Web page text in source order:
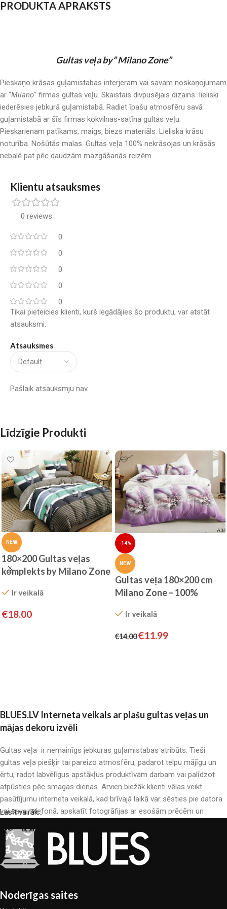
PRODUKTA APRAKSTS
Gultas veļa by” Milano Zone”
Pieskaņo krāsas guļamistabas interjeram vai savam noskaņojumam
ar “Milano“ firmas gultas veļu. Skaistais divpusējais dizains lieliski
iederēsies jebkurā guļamistabā. Radiet īpašu atmosfēru savā
guļamistabā ar šīs firmas kokvilnas-satīna gultas veļu.
Pieskarienam patīkams, maigs, biezs materiāls. Lieliska krāsu
noturība. Nošūtās malas. Gultas veļa 100% nekrāsojas un krāsās
nebalē pat pēc daudzām mazgāšanās reizēm.
Klientu atsauksmes
0 reviews
0
0
0
0
0
Atsauksmes
Pašlaik atsauksmju nav.
Tikai pieteicies klienti, kurš iegādājies šo produktu, var atstāt
atsauksmi.
Līdzīgie Produkti
NEW
180×200 Gultas veļas
komplekts by Milano Zone
satīns
Ir veikalā
€18.00
-14%
NEW
Gultas veļa 180×200 cm
Milano Zone – 100%
Ir veikalā
€14.00€11.99
BLUES.LV Interneta veikals ar plašu gultas veļas un
mājas dekoru izvēli
Gultas veļa ir nemainīgs jebkuras guļamistabas atribūts. Tieši
gultas veļa piešķir tai pareizo atmosfēru, padarot telpu mājīgu un
ērtu, radot labvēlīgus apstākļus produktīvam darbam vai palīdzot
atpūsties pēc smagas dienas. Arvien biežāk klienti vēlas veikt
pasūtījumu interneta veikalā, kad brīvajā laikā var sēsties pie datora
vai sava telefonā, apskatīt fotogrāfijas ar esošām prēcēm un
veļas katalogs: pieejamas gan kokvilnas, gan kokvilna satīna gultas
veļas.
Gultas veļas ražošana ir moderns mākslas veids
Gultas veļas ražotāji, kā arī citu tekstila preču ražotāji ir pilni ar
Lasīt vairāk...
Noderīgas saites